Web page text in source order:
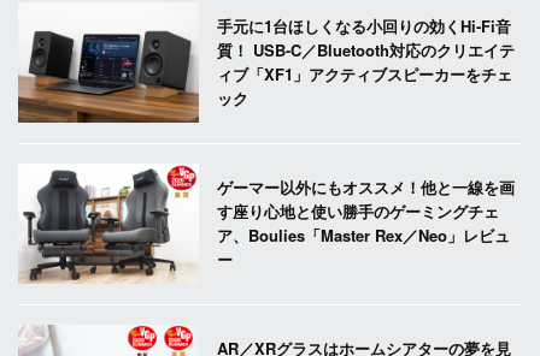
手元に1台ほしくなる小回りの効くHi-Fi音
質！ USB-C／Bluetooth対応のクリエイテ
ィブ「XF1」アクティブスピーカーをチェ
ック
ゲーマー以外にもオススメ！他と一線を画
す座り心地と使い勝手のゲーミングチェ
ア、Boulies「Master Rex／Neo」レビュ
ー
AR／XRグラスはホームシアターの夢を見